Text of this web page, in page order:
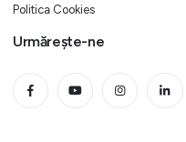
Politica Cookies
Urmărește-ne